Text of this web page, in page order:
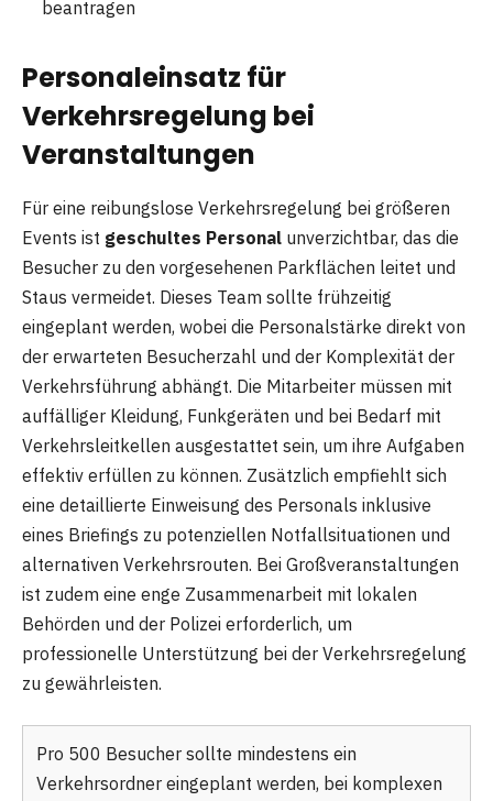
beantragen
Personaleinsatz für
Verkehrsregelung bei
Veranstaltungen
Für eine reibungslose Verkehrsregelung bei größeren
Events ist geschultes Personal unverzichtbar, das die
Besucher zu den vorgesehenen Parkflächen leitet und
Staus vermeidet. Dieses Team sollte frühzeitig
eingeplant werden, wobei die Personalstärke direkt von
der erwarteten Besucherzahl und der Komplexität der
Verkehrsführung abhängt. Die Mitarbeiter müssen mit
auffälliger Kleidung, Funkgeräten und bei Bedarf mit
Verkehrsleitkellen ausgestattet sein, um ihre Aufgaben
effektiv erfüllen zu können. Zusätzlich empfiehlt sich
eine detaillierte Einweisung des Personals inklusive
eines Briefings zu potenziellen Notfallsituationen und
alternativen Verkehrsrouten. Bei Großveranstaltungen
ist zudem eine enge Zusammenarbeit mit lokalen
Behörden und der Polizei erforderlich, um
professionelle Unterstützung bei der Verkehrsregelung
zu gewährleisten.
Pro 500 Besucher sollte mindestens ein
Verkehrsordner eingeplant werden, bei komplexen